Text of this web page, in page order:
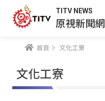
TITV NEWS
原視新聞網
首頁 文化工寮
文化工寮